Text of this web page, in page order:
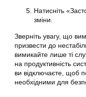
Натисніть
зміни.
Зверніть увагу, що
призвести до
вимикайте лише ті
на продуктивність
ви відключаєте, щоб
необхідними для